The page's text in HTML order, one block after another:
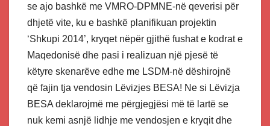
se ajo bashkë me VMRO-DPMNE-në qeverisi për
dhjetë vite, ku e bashkë planifikuan projektin
‘Shkupi 2014’, kryqet nëpër gjithë fushat e kodrat e
Maqedonisë dhe pasi i realizuan një pjesë të
këtyre skenarëve edhe me LSDM-në dëshirojnë
që fajin tja vendosin Lëvizjes BESA! Ne si Lëvizja
BESA deklarojmë me përgjegjësi më të lartë se
nuk kemi asnjë lidhje me vendosjen e kryqit dhe